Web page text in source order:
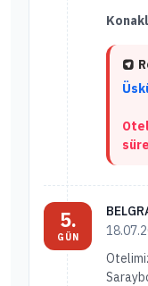
5.
GÜN